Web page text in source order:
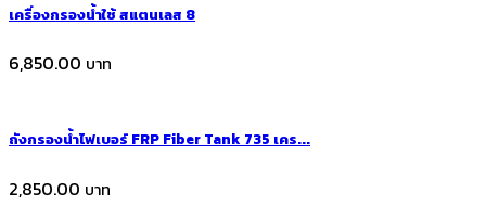
เครื่องกรองน้ำใช้ สแตนเลส 8
6,850.00
ถังกรองน้ำไฟเบอร์ FRP Fiber Tank 735 เคร...
2,850.00